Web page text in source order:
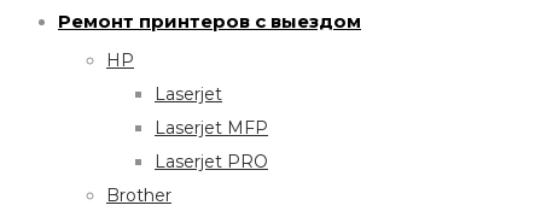
Ремонт принтеров с выездом
HP
Laserjet
Laserjet MFP
Laserjet PRO
Brother